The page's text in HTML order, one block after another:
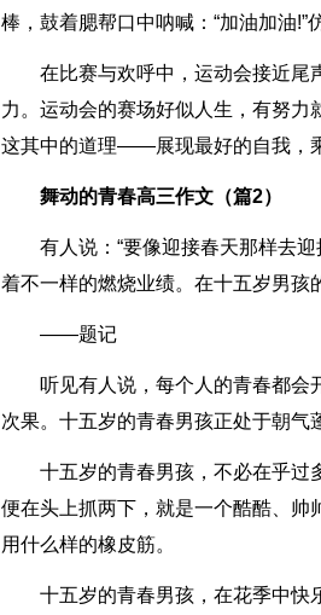
棒，鼓着腮帮口中呐喊：“加油加油
在比赛与欢呼中，运动会接近尾
力。运动会的赛场好似人生，有努
这其中的道理——展现最好的自我，
舞动的青春高三作文（篇2）
有人说：“要像迎接春天那样去
着不一样的燃烧业绩。在十五岁男孩
——题记
听见有人说，每个人的青春都会
次果。十五岁的青春男孩正处于朝气
十五岁的青春男孩，不必在乎过
便在头上抓两下，就是一个酷酷、帅
用什么样的橡皮筋。
十五岁的青春男孩，在花季中快